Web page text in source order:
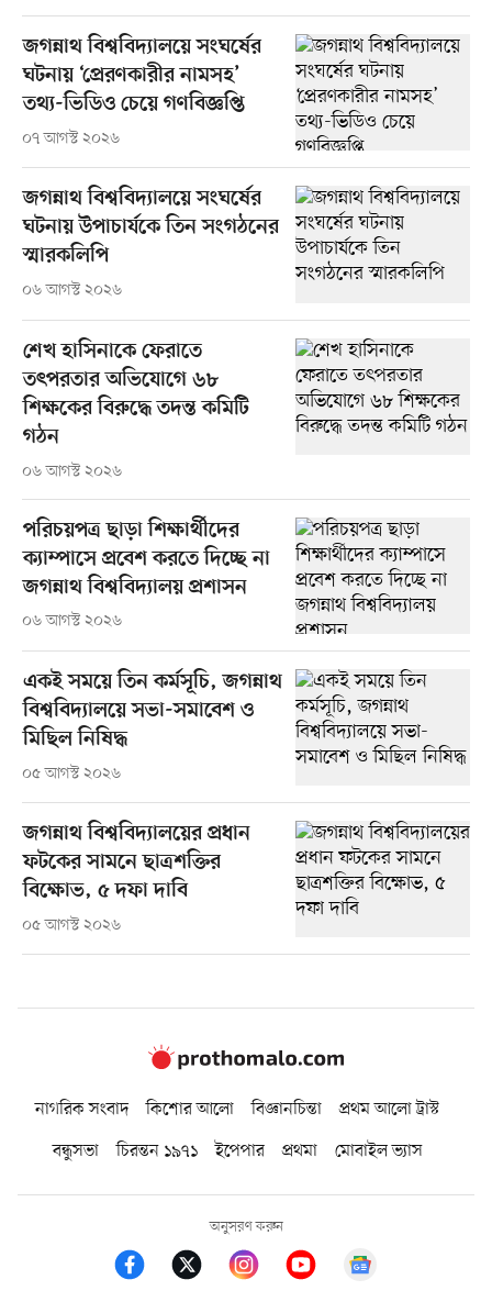
জগন্নাথ বিশ্ববিদ্যালয়ে সংঘর্ষের
ঘটনায় ‘প্রেরণকারীর নামসহ’
তথ্য-ভিডিও চেয়ে গণবিজ্ঞপ্তি
০৭ আগস্ট ২০২৬
জগন্নাথ বিশ্ববিদ্যালয়ে সংঘর্ষের
ঘটনায় উপাচার্যকে তিন সংগঠনের
স্মারকলিপি
০৬ আগস্ট ২০২৬
শেখ হাসিনাকে ফেরাতে
তৎপরতার অভিযোগে ৬৮
শিক্ষকের বিরুদ্ধে তদন্ত কমিটি
গঠন
০৬ আগস্ট ২০২৬
পরিচয়পত্র ছাড়া শিক্ষার্থীদের
ক্যাম্পাসে প্রবেশ করতে দিচ্ছে না
জগন্নাথ বিশ্ববিদ্যালয় প্রশাসন
০৬ আগস্ট ২০২৬
একই সময়ে তিন কর্মসূচি, জগন্নাথ
বিশ্ববিদ্যালয়ে সভা-সমাবেশ ও
মিছিল নিষিদ্ধ
০৫ আগস্ট ২০২৬
জগন্নাথ বিশ্ববিদ্যালয়ের প্রধান
ফটকের সামনে ছাত্রশক্তির
বিক্ষোভ, ৫ দফা দাবি
০৫ আগস্ট ২০২৬
নাগরিক সংবাদ কিশোর আলো বিজ্ঞানচিন্তা
প্রথম আলো ট্রাস্ট
বন্ধুসভা
চিরন্তন ১৯৭১ ইপেপার প্রথমা মোবাইল ভ্যাস
অনুসরণ করুন